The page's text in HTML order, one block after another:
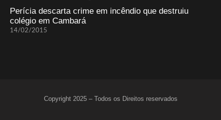
Perícia descarta crime em incêndio que destruiu
colégio em Cambará
14/02/2015
Copyright 2025 – Todos os Direitos reservados